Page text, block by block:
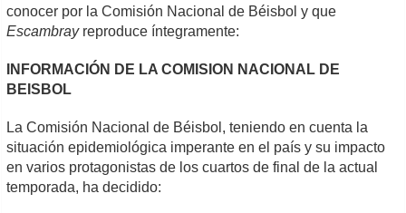
conocer por la Comisión Nacional de Béisbol y que
Escambrayreproduce íntegramente:
INFORMACIÓN DE LA COMISION NACIONAL DE
BEISBOL
La Comisión Nacional de Béisbol, teniendo en cuenta la
situación epidemiológica imperante en el país y su impacto
en varios protagonistas de los cuartos de final de la actual
temporada, ha decidido: